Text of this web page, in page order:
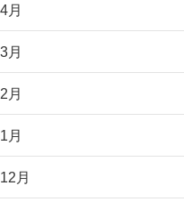
月
月
月
月
月